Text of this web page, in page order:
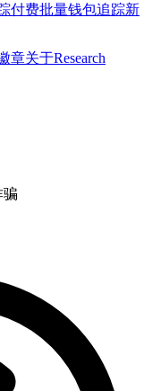
付费批量钱包追踪新
章关于Research
骗